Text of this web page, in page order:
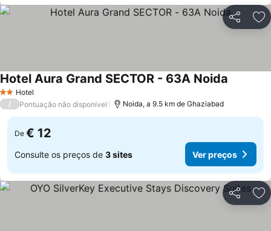
Partilhar
2 Estrelas
Hotel
Hotel Aura Grand SECTOR - 63A Noida
/ Pontuação não disponível Noida, a 9.5 km de Ghaziabad
De € 12
Consulte os preços de 3 sites Ver preços
Partilhar